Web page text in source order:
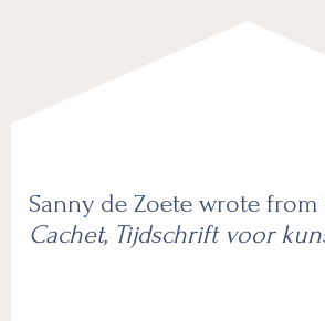
Sanny de Zoete wrote from
Cachet, Tijdschrift voor